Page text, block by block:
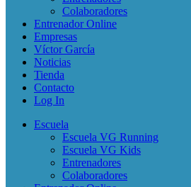
Colaboradores
Entrenador Online
Empresas
Víctor García
Noticias
Tienda
Contacto
Log In
Escuela
Escuela VG Running
Escuela VG Kids
Entrenadores
Colaboradores